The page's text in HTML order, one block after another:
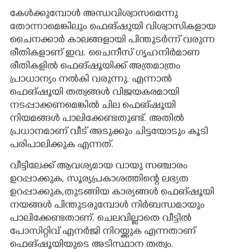
കേൾക്കുമ്പോൾ അന്ധവിശ്വാസമെന്നു
തോന്നാമെങ്കിലും ഫെങ്ഷുയി വിശ്വാസികളായ
ചൈനക്കാർ കാലങ്ങളായി പിന്തുടർന്ന് വരുന്ന
രീതികളാണ് ഇവ. ചൈനീസ് ഗൃഹനിർമാണ
രീതികളിൽ ഫെങ്ഷൂയിക്ക് അത്രമാത്രം
പ്രാധാന്യം നൽകി വരുന്നു. എന്നാൽ
ഫെങ്ഷൂയി തത്വങ്ങൾ വിജയകരമായി
നടപ്പാക്കണമെങ്കിൽ ചില ഫെങ്ഷൂയി
നിയമങ്ങൾ പാലിക്കേണ്ടതുണ്ട്. അതിൽ
പ്രധാനമാണ് വീട് അടുക്കും ചിട്ടയോടും കൂടി
പരിപാലിക്കുക എന്നത്.
വീട്ടിലേക്ക് ആവശ്യമായ വായു സഞ്ചാരം
ഉറപ്പാക്കുക, സൂര്യപ്രകാശത്തിന്റെ ലഭ്യത
ഉറപ്പാക്കുക,തുടങ്ങിയ കാര്യങ്ങൾ ഫെങ്ഷൂയി
നയങ്ങൾ പിന്തുടരുമ്പോൾ നിർബന്ധമായും
പാലിക്കേണ്ടതാണ്. ചെലവില്ലാതെ വീട്ടിൽ
പോസിറ്റിവ് എനർജി നിറയ്ക്കുക എന്നതാണ്
ഫെങ്ഷൂയിയുടെ അടിസ്ഥാന തത്വം.